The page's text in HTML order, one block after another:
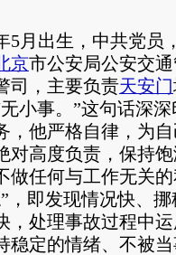
出生，中共党员
京市公安局公安交
司，主要负责天安门
小事。”这句话深
，他严格自律，为
对高度负责，保持
做任何与工作无关
，即发现情况快、
，处理事故过程中
稳定的情绪、不被